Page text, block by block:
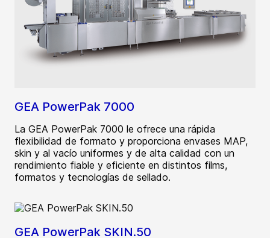
GEA PowerPak 7000
La GEA PowerPak 7000 le ofrece una rápida
flexibilidad de formato y proporciona envases MAP,
skin y al vacío uniformes y de alta calidad con un
rendimiento fiable y eficiente en distintos films,
formatos y tecnologías de sellado.
GEA PowerPak SKIN.50